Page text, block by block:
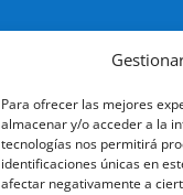
Para ofrecer las mejores
almacenar y/o acceder a la
tecnologías nos permitirá
identificaciones únicas en
afectar negativamente a